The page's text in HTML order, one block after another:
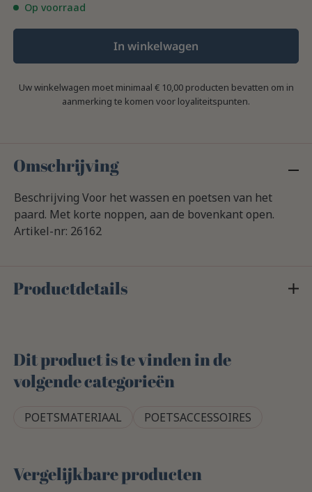
Op voorraad
In winkelwagen
Uw winkelwagen moet minimaal € 10,00 producten bevatten om in
aanmerking te komen voor loyaliteitspunten.
Omschrijving
Beschrijving Voor het wassen en poetsen van het
paard. Met korte noppen, aan de bovenkant open.
Artikel-nr: 26162
Productdetails
Dit product is te vinden in de
volgende categorieën
POETSMATERIAAL POETSACCESSOIRES
Vergelijkbare producten